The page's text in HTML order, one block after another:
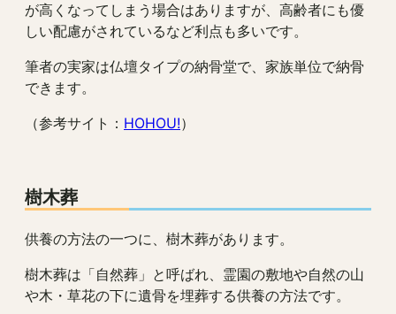
が高くなってしまう場合はありますが、高齢者にも優
しい配慮がされているなど利点も多いです。
筆者の実家は仏壇タイプの納骨堂で、家族単位で納骨
できます。
（参考サイト： HOHOU!）
樹木葬
供養の方法の一つに、樹木葬があります。
樹木葬は「自然葬」と呼ばれ、霊園の敷地や自然の山
や木・草花の下に遺骨を埋葬する供養の方法です。